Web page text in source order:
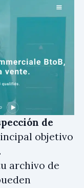
de
objetivo
archivo de